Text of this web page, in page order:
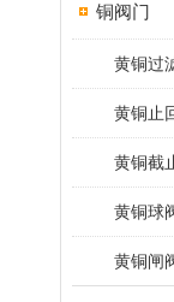
铜阀门
黄铜过
黄铜止
黄铜截
黄铜球
黄铜闸